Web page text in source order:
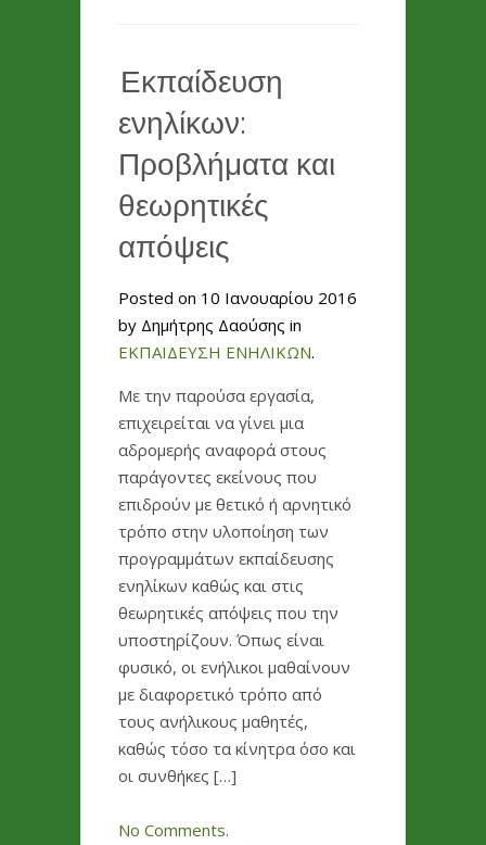
Εκπαίδευση
ενηλίκων:
Προβλήματα και
θεωρητικές
απόψεις
Posted on 10 Ιανουαρίου 2016
by Δημήτρης Δαούσης in
ΕΚΠΑΙΔΕΥΣΗ ΕΝΗΛΙΚΩΝ.
Με την παρούσα εργασία,
επιχειρείται να γίνει μια
αδρομερής αναφορά στους
παράγοντες εκείνους που
επιδρούν με θετικό ή αρνητικό
τρόπο στην υλοποίηση των
προγραμμάτων εκπαίδευσης
ενηλίκων καθώς και στις
θεωρητικές απόψεις που την
υποστηρίζουν. Όπως είναι
φυσικό, οι ενήλικοι μαθαίνουν
με διαφορετικό τρόπο από
τους ανήλικους μαθητές,
καθώς τόσο τα κίνητρα όσο και
οι συνθήκες […]
No Comments.